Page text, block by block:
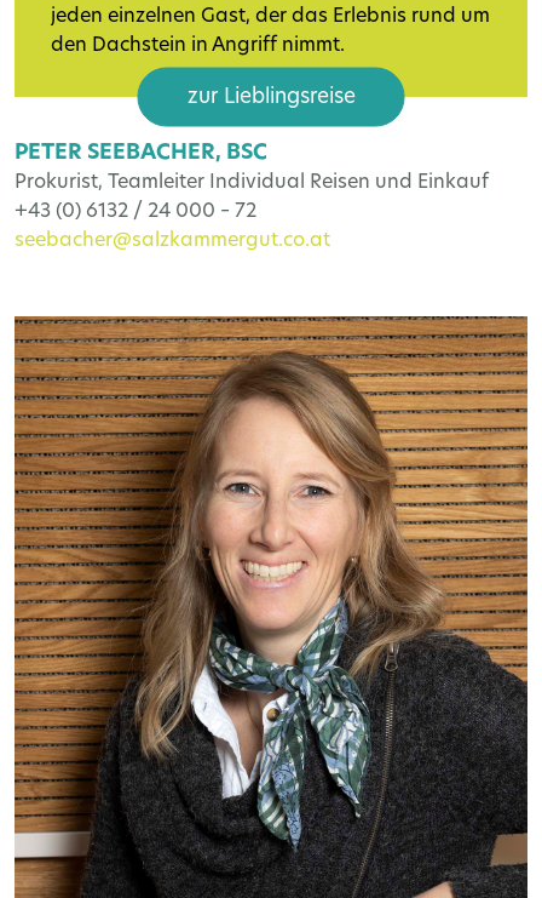
jeden einzelnen Gast, der das Erlebnis rund um
den Dachstein in Angriff nimmt.
zur Lieblingsreise
PETER SEEBACHER, BSC
Prokurist, Teamleiter Individual Reisen und Einkauf
+43 (0) 6132 / 24 000 – 72
seebacher@salzkammergut.co.at